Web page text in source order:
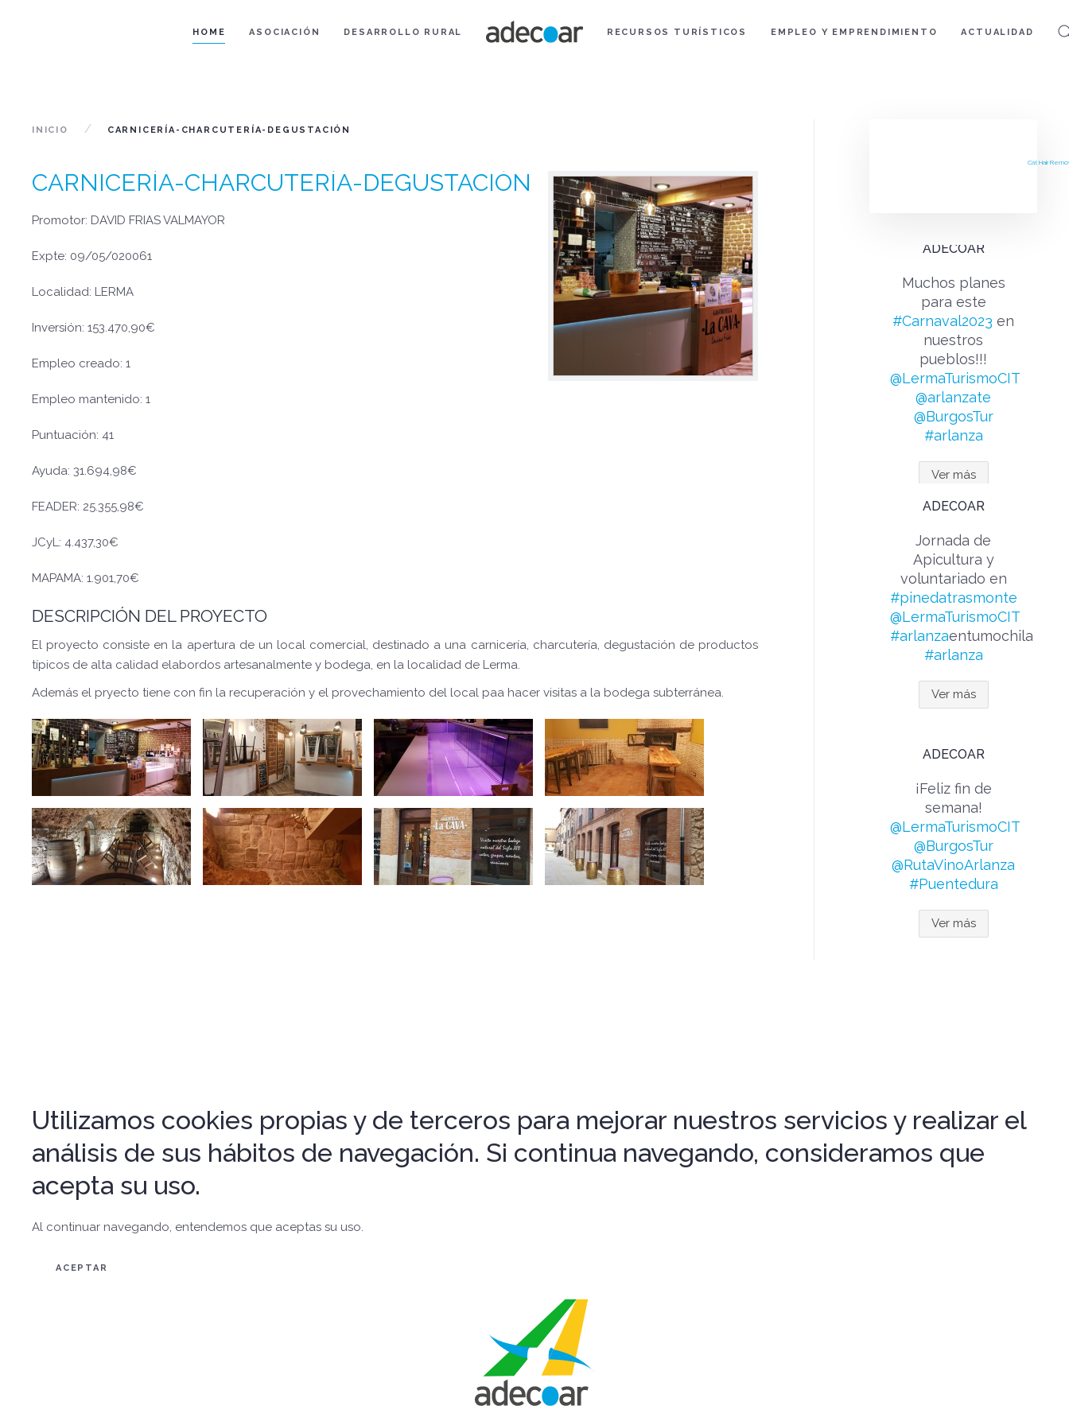
HOME ASOCIACIÓN DESARROLLO RURAL RECURSOS TURÍSTICOS EMPLEO Y EMPRENDIMIENTO ACTUALIDAD
INICIO CARNICERÍA-CHARCUTERÍA-DEGUSTACIÓN
CARNICERÍA-CHARCUTERÍA-DEGUSTACIÓN
Promotor: DAVID FRIAS VALMAYOR
Expte: 09/05/020061
Localidad: LERMA
Inversión: 153.470,90€
Empleo creado: 1
Empleo mantenido: 1
Puntuación: 41
Ayuda: 31.694,98€
FEADER: 25.355,98€
JCyL: 4.437,30€
MAPAMA: 1.901,70€
DESCRIPCIÓN DEL PROYECTO
El proyecto consiste en la apertura de un local comercial, destinado a una carnicería, charcutería, degustación de productos
típicos de alta calidad elabordos artesanalmente y bodega, en la localidad de Lerma.
Además el pryecto tiene con fin la recuperación y el provechamiento del local paa hacer visitas a la bodega subterránea.
Cat Hair
ADECOAR
Muchos planes
para este
#Carnaval2023 en
nuestros
pueblos!!!
@LermaTurismoCIT
@arlanzate
@BurgosTur
#arlanza
Ver más
ADECOAR
Jornada de
Apicultura y
voluntariado en
#pinedatrasmonte
@LermaTurismoCIT
#arlanzaentumochila
#arlanza
Ver más
ADECOAR
¡Feliz fin de
semana!
@LermaTurismoCIT
@BurgosTur
@RutaVinoArlanza
#Puentedura
Ver más
Utilizamos cookies propias y de terceros para mejorar nuestros servicios y realizar el
análisis de sus hábitos de navegación. Si continua navegando, consideramos que
acepta su uso.
Al continuar navegando, entendemos que aceptas su uso.
ACEPTAR